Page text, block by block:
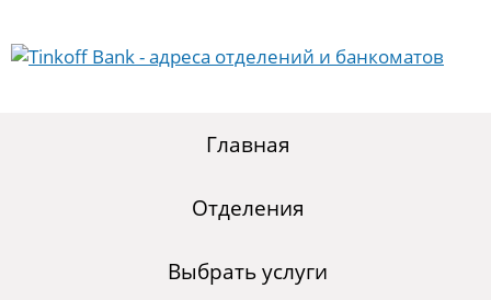
Главная
Отделения
Выбрать услуги